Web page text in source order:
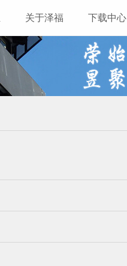
关于泽福 下载中心